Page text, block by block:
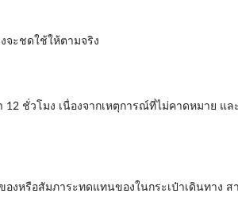
จะชดใช้ให้ตามจริง
ชั่วโมง เนื่องจากเหตุการณ์ที่ไม่คาดหมาย แ
งหรือสัมภาระทดแทนของในกระเป๋าเดินทาง